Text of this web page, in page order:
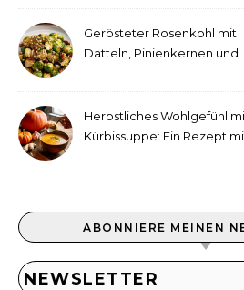
Gerösteter Rosenkohl mit
Datteln, Pinienkernen und
Herbstliches Wohlgefühl
Kürbissuppe: Ein Rezept
ABONNIERE MEINEN
NEWSLETTER